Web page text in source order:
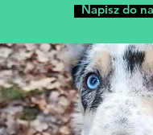
Napisz do